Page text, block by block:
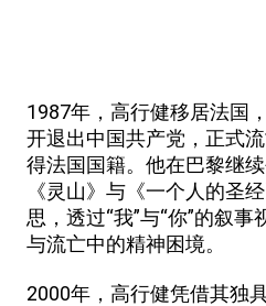
1987年，高行健移居法国
开退出中国共产党，正式
得法国国籍。他在巴黎继
《灵山》与《一个人的圣
思，透过“我”与“你”的叙
与流亡中的精神困境。
2000年，高行健凭借其独